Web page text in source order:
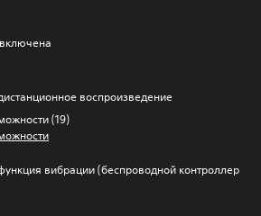
воспроизведение
(19)
вибрации (беспроводной контроллер